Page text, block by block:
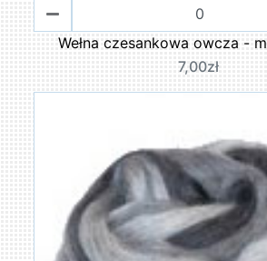
Wełna czesankowa owcza -
7,00zł